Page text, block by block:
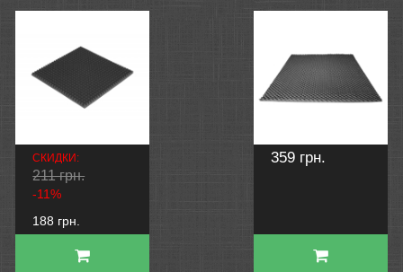
СКИДКИ:
211 грн.
-11%
188 грн.
359 грн.